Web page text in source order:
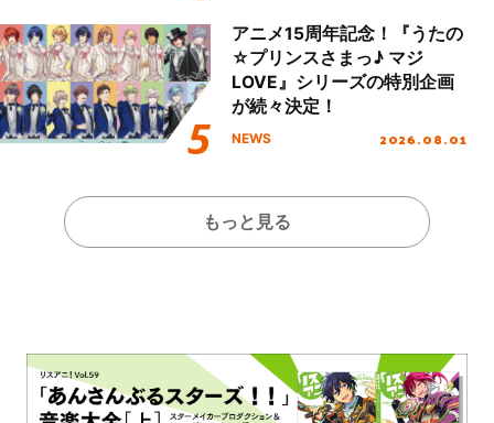
アニメ15周年記念！『うたの
☆プリンスさまっ♪ マジ
LOVE』シリーズの特別企画
が続々決定！
NEWS 2026.08.01
もっと見る